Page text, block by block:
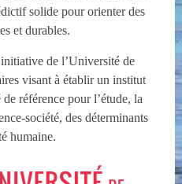
solide pour orienter des
et durables.
de l’Université de
visant à établir un institut
référence pour l’étude, la
société, des déterminants
humaine.